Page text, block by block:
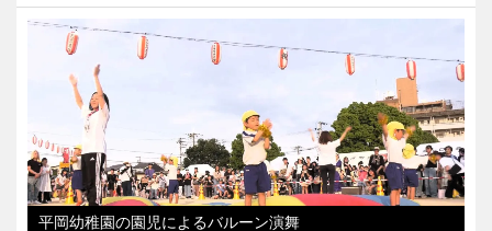
平岡幼稚園の園児によるバルーン演舞